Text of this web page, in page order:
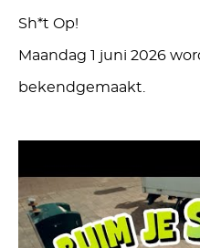
Sh*t Op!
Maandag 1 juni 2026
bekendgemaakt.